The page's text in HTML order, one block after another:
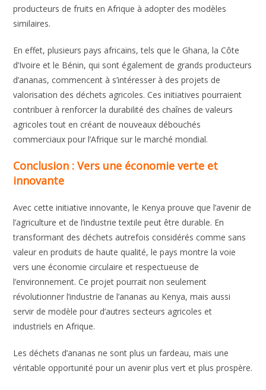
producteurs de fruits en Afrique à adopter des modèles
similaires.
En effet, plusieurs pays africains, tels que le Ghana, la Côte
d’Ivoire et le Bénin, qui sont également de grands producteurs
d’ananas, commencent à s’intéresser à des projets de
valorisation des déchets agricoles. Ces initiatives pourraient
contribuer à renforcer la durabilité des chaînes de valeurs
agricoles tout en créant de nouveaux débouchés
commerciaux pour l’Afrique sur le marché mondial.
Conclusion : Vers une économie verte et
innovante
Avec cette initiative innovante, le Kenya prouve que l’avenir de
l’agriculture et de l’industrie textile peut être durable. En
transformant des déchets autrefois considérés comme sans
valeur en produits de haute qualité, le pays montre la voie
vers une économie circulaire et respectueuse de
l’environnement. Ce projet pourrait non seulement
révolutionner l’industrie de l’ananas au Kenya, mais aussi
servir de modèle pour d’autres secteurs agricoles et
industriels en Afrique.
Les déchets d’ananas ne sont plus un fardeau, mais une
véritable opportunité pour un avenir plus vert et plus prospère.